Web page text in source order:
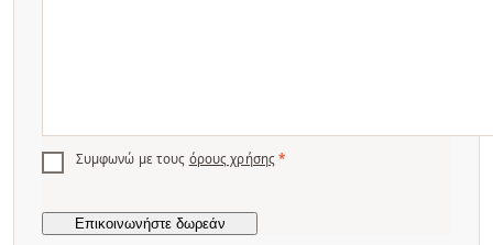
Συμφωνώ με τους όρους χρήσης *